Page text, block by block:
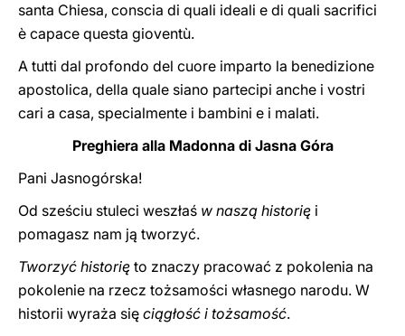
santa Chiesa, conscia di quali ideali e di quali sacrifici
è capace questa gioventù.
A tutti dal profondo del cuore imparto la benedizione
apostolica, della quale siano partecipi anche i vostri
cari a casa, specialmente i bambini e i malati.
Preghiera alla Madonna di Jasna Góra
Pani Jasnogórska!
Od sześciu stuleci weszłaś w naszą historię i
pomagasz nam ją tworzyć.
Tworzyć historię to znaczy pracować z pokolenia na
pokolenie na rzecz tożsamości własnego narodu. W
historii wyraża się ciągłość i tożsamość.